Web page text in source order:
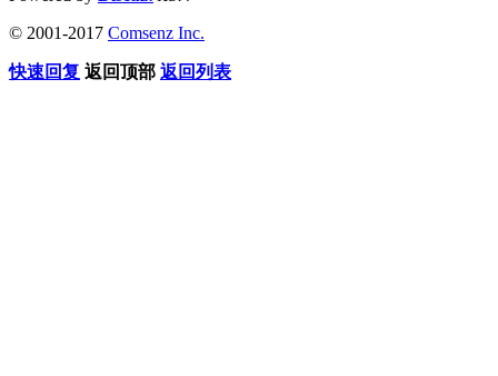
© 2001-2017 Comsenz Inc.
快速回复 返回顶部 返回列表